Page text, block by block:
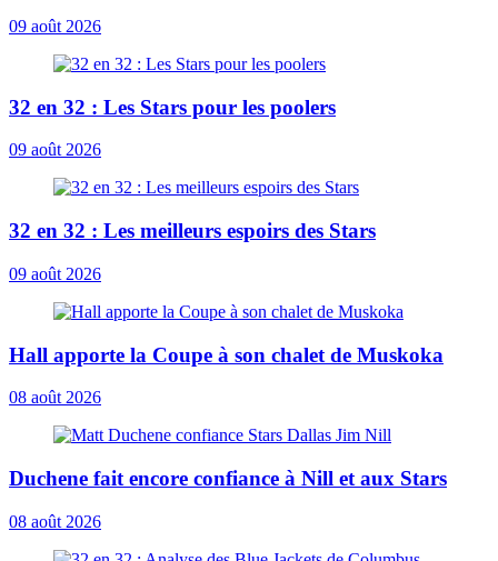
09 août 2026
32 en 32 : Les Stars pour les poolers
09 août 2026
32 en 32 : Les meilleurs espoirs des Stars
09 août 2026
Hall apporte la Coupe à son chalet de Muskoka
08 août 2026
Duchene fait encore confiance à Nill et aux Stars
08 août 2026